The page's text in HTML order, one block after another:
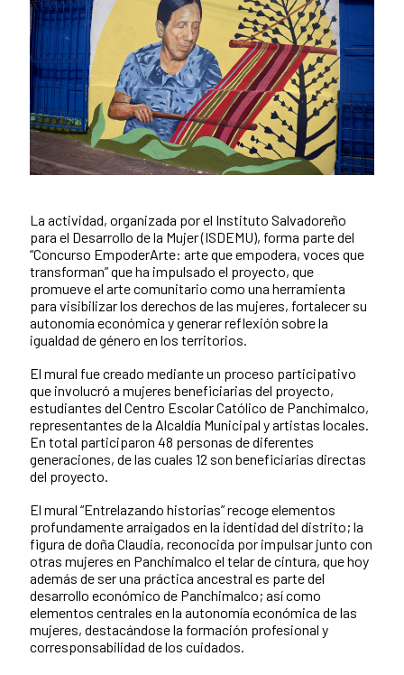
News content
La actividad, organizada por el Instituto Salvadoreño
para el Desarrollo de la Mujer (ISDEMU), forma parte del
“Concurso EmpoderArte: arte que empodera, voces que
transforman” que ha impulsado el proyecto, que
promueve el arte comunitario como una herramienta
para visibilizar los derechos de las mujeres, fortalecer su
autonomía económica y generar reflexión sobre la
igualdad de género en los territorios.
El mural fue creado mediante un proceso participativo
que involucró a mujeres beneficiarias del proyecto,
estudiantes del Centro Escolar Católico de Panchimalco,
representantes de la Alcaldía Municipal y artistas locales.
En total participaron 48 personas de diferentes
generaciones, de las cuales 12 son beneficiarias directas
del proyecto.
El mural “Entrelazando historias” recoge elementos
profundamente arraigados en la identidad del distrito; la
figura de doña Claudia, reconocida por impulsar junto con
otras mujeres en Panchimalco el telar de cintura, que hoy
además de ser una práctica ancestral es parte del
desarrollo económico de Panchimalco; así como
elementos centrales en la autonomía económica de las
mujeres, destacándose la formación profesional y
corresponsabilidad de los cuidados.